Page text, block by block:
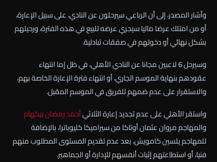
وأشار المصدر، إلى أن الرباعي سيرحلون عن النادي، على سبيل الإعارة،
أو من امتلك عرضا ماليا سيجري عرضه للبيع في هذه الفترة، ورحيلهم
بشكل نهائي أو دخولهم في صفقات تبادلية.
وسيرحل 6 لاعبين مجانا عن النادي الأهلي، في ظل إما انتهاء
عقودهم بنهاية الموسم الجاري، أو انتهاء فترة الإعارة الخاصة بهم،
والاستقرار على عدم ضمهم للفريق في الموسم المقبل.
واستقر الأهلي على عدم تجديد إعارة الثلاثيأحمد رمضان بيكهام
والمهاجم مروان عثمان أوتاكا من سيراميكا كليوباترا، بالإضافة
للمهاجم يلسين كامويش، بعد عدم تقديم المستوى المطلوب منهم
فنيا، أو استطاعتهم إثبات أنفسهم للإدارة أو الجماهير.